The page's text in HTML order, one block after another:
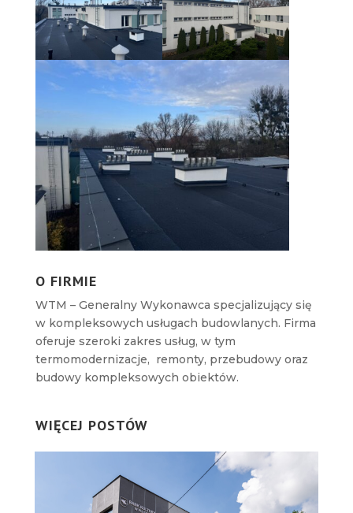
O FIRMIE
WTM – Generalny Wykonawca specjalizujący się
w kompleksowych usługach budowlanych. Firma
oferuje szeroki zakres usług, w tym
termomodernizacje, remonty, przebudowy oraz
budowy kompleksowych obiektów.
WIĘCEJ POSTÓW